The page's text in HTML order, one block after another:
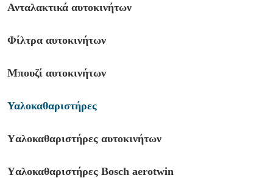
Ανταλακτικά αυτοκινήτων
Φίλτρα αυτοκινήτων
Μπουζί αυτοκινήτων
Υαλοκαθαριστήρες
Yαλοκαθαριστήρες αυτοκινήτων
Yαλοκαθαριστήρες Bosch aerotwin